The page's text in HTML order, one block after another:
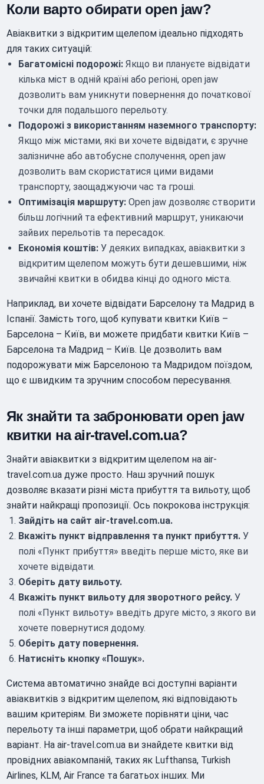
Коли варто обирати open jaw?
Авіаквитки з відкритим щелепом ідеально підходять
для таких ситуацій:
Багатомісні подорожі: Якщо ви плануєте відвідати
кілька міст в одній країні або регіоні, open jaw
дозволить вам уникнути повернення до початкової
точки для подальшого перельоту.
Подорожі з використанням наземного транспорту:
Якщо між містами, які ви хочете відвідати, є зручне
залізничне або автобусне сполучення, open jaw
дозволить вам скористатися цими видами
транспорту, заощаджуючи час та гроші.
Оптимізація маршруту: Open jaw дозволяє створити
більш логічний та ефективний маршрут, уникаючи
зайвих перельотів та пересадок.
Економія коштів: У деяких випадках, авіаквитки з
відкритим щелепом можуть бути дешевшими, ніж
звичайні квитки в обидва кінці до одного міста.
Наприклад, ви хочете відвідати Барселону та Мадрид в
Іспанії. Замість того, щоб купувати квитки Київ –
Барселона – Київ, ви можете придбати квитки Київ –
Барселона та Мадрид – Київ. Це дозволить вам
подорожувати між Барселоною та Мадридом поїздом,
що є швидким та зручним способом пересування.
Як знайти та забронювати open jaw
квитки на air-travel.com.ua?
Знайти авіаквитки з відкритим щелепом на air-
travel.com.ua дуже просто. Наш зручний пошук
дозволяє вказати різні міста прибуття та вильоту, щоб
знайти найкращі пропозиції. Ось покрокова інструкція:
Зайдіть на сайт air-travel.com.ua.
Вкажіть пункт відправлення та пункт прибуття. У
полі «Пункт прибуття» введіть перше місто, яке ви
хочете відвідати.
Оберіть дату вильоту.
Вкажіть пункт вильоту для зворотного рейсу. У
полі «Пункт вильоту» введіть друге місто, з якого ви
хочете повернутися додому.
Оберіть дату повернення.
Натисніть кнопку «Пошук».
Система автоматично знайде всі доступні варіанти
авіаквитків з відкритим щелепом, які відповідають
вашим критеріям. Ви зможете порівняти ціни, час
перельоту та інші параметри, щоб обрати найкращий
варіант. На air-travel.com.ua ви знайдете квитки від
провідних авіакомпаній, таких як Lufthansa, Turkish
Airlines, KLM, Air France та багатьох інших. Ми